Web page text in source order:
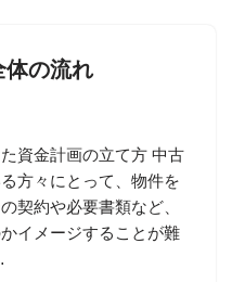
体の流れ
資金計画の立て方 中古
方々にとって、物件を
契約や必要書類など、
イメージすることが難